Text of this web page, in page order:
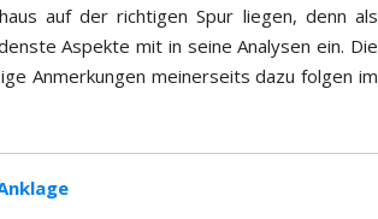
auf der richtigen Spur liegen, denn als
Aspekte mit in seine Analysen ein. Die
Anmerkungen meinerseits dazu folgen im